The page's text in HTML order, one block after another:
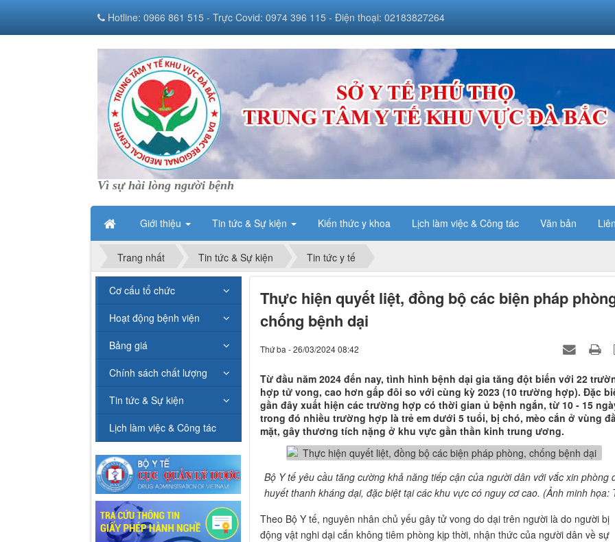
Vì sự hài lòng người bệnh
Giới thiệu Tin tức & Sự kiện Kiến thức y khoa Lịch làm việc & Công tác Văn bản
Hotline: 0966 861 515 - Trực Covid: 0974 396 115 - Điện thoại: 02183827264
Trang nhất Tin tức & Sự kiện Tin tức y tế
Thực hiện quyết liệt, đồng bộ các biện pháp
chống bệnh dại
Thứ ba - 26/03/2024 08:42
Từ đầu năm 2024 đến nay, tình hình bệnh dại gia tăng đột biến với 22
hợp tử vong, cao hơn gấp đôi so với cùng kỳ 2023 (10 trường hợp). Đặc
gần đây xuất hiện các trường hợp có thời gian ủ bệnh ngắn, từ 10 - 15
trong đó nhiều trường hợp là trẻ em dưới 5 tuổi, bị chó, mèo cắn ở vùng
mặt, gây thương tích nặng ở khu vực gần thần kinh trung ương.
Bộ Y tế yêu cầu tăng cường khả năng tiếp cận của người dân với vắc xin phòng
huyết thanh kháng dại, đặc biệt tại các khu vực có nguy cơ cao. (Ảnh minh họa:
Theo Bộ Y tế, nguyên nhân chủ yếu gây tử vong do dại trên người là do người bị
động vật nghi dại cắn không tiêm phòng kịp thời, nhận thức của người dân về sự
Cơ cấu tổ chức
Hoạt động bệnh viện
Bảng giá
Chính sách chất lượng
Tin tức & Sự kiện
Lịch làm việc & Công tác